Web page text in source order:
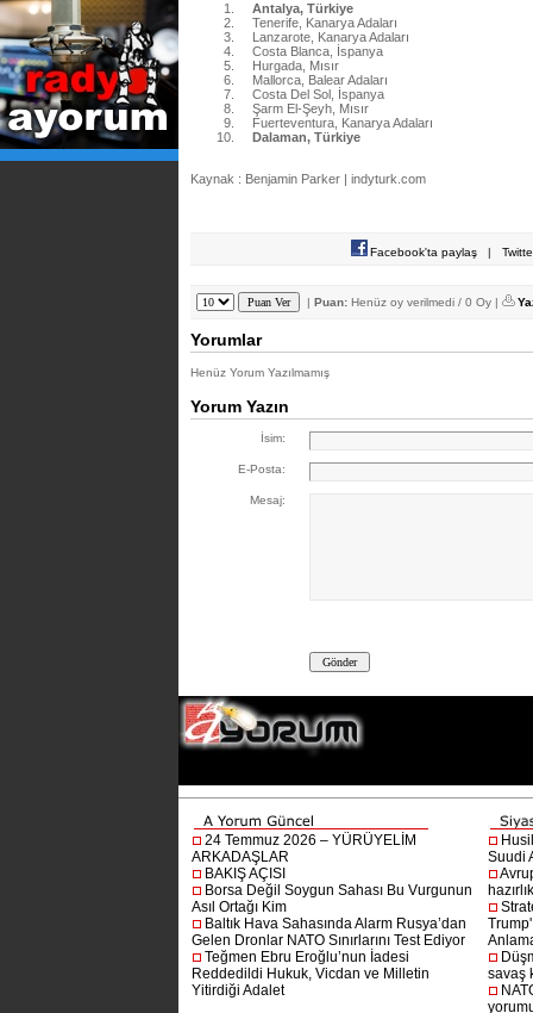
Antalya, Türkiye
Tenerife, Kanarya Adaları
Lanzarote, Kanarya Adaları
Costa Blanca, İspanya
Hurgada, Mısır
Mallorca, Balear Adaları
Costa Del Sol, İspanya
Şarm El-Şeyh, Mısır
Fuerteventura, Kanarya Adaları
Dalaman, Türkiye
Kaynak : Benjamin Parker | indyturk.com
Facebook'ta paylaş |
| Puan: Henüz oy verilmedi / 0 Oy |
Yorumlar
Henüz Yorum Yazılmamış
Yorum Yazın
İsim:
E-Posta:
Mesaj:
24 Temmuz 2026 – YÜRÜYELİM
ARKADAŞLAR
BAKIŞ AÇISI
Borsa Değil Soygun Sahası Bu Vurgunun
Asıl Ortağı Kim
Baltık Hava Sahasında Alarm Rusya’dan
Gelen Dronlar NATO Sınırlarını Test Ediyor
Teğmen Ebru Eroğlu’nun İadesi
Reddedildi Hukuk, Vicdan ve Milletin
Yitirdiği Adalet
Suudi
savaş